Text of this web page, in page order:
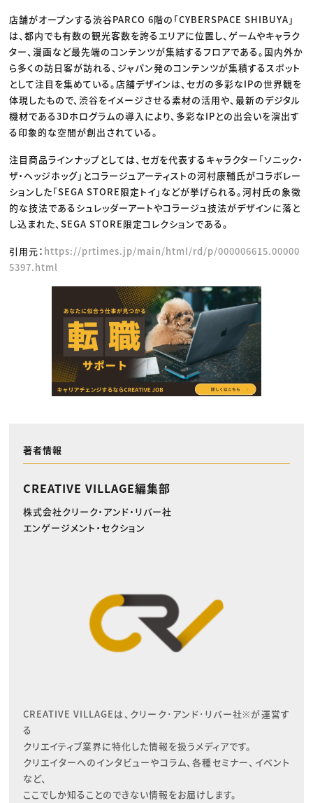
店舗がオープンする渋谷PARCO 6階の「CYBERSPACE SHIBUYA」
は、都内でも有数の観光客数を誇るエリアに位置し、ゲームやキャラク
ター、漫画など最先端のコンテンツが集結するフロアである。国内外か
ら多くの訪日客が訪れる、ジャパン発のコンテンツが集積するスポット
として注目を集めている。店舗デザインは、セガの多彩なIPの世界観を
体現したもので、渋谷をイメージさせる素材の活用や、最新のデジタル
機材である3Dホログラムの導入により、多彩なIPとの出会いを演出す
る印象的な空間が創出されている。
注目商品ラインナップとしては、セガを代表するキャラクター「ソニック・
ザ・ヘッジホッグ」とコラージュアーティストの河村康輔氏がコラボレー
ションした「SEGA STORE限定トイ」などが挙げられる。河村氏の象徴
的な技法であるシュレッダーアートやコラージュ技法がデザインに落と
し込まれた、SEGA STORE限定コレクションである。
引用元： https://prtimes.jp/main/html/rd/p/000006615.00000
5397.html
著者情報
CREATIVE VILLAGE編集部
株式会社クリーク・アンド・リバー社
エンゲージメント・セクション
CREATIVE VILLAGEは、クリーク･アンド･リバー社※が運営す
る
クリエイティブ業界に特化した情報を扱うメディアです。
クリエイターへのインタビューやコラム、各種セミナー、イベント
など、
ここでしか知ることのできない情報をお届けします。